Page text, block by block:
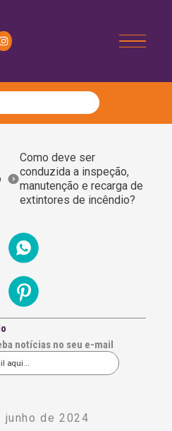
Como deve ser
conduzida a inspeção,
manutenção e recarga de
extintores de incêndio?
notícias no seu e-mail
de 2024